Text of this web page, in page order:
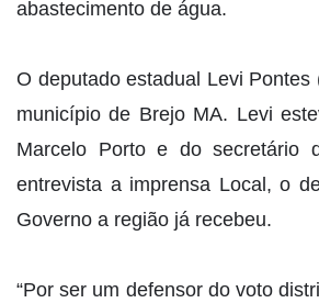
abastecimento de água.
O deputado estadual Levi
município de Brejo MA. Levi
Marcelo Porto e do secretário
entrevista a imprensa Local, o
Governo a região já recebeu.
“Por ser um defensor do voto